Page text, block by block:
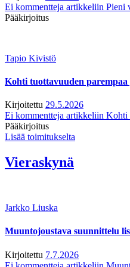
Ei kommentteja artikkeliin Pieni
Pääkirjoitus
Tapio Kivistö
Kohti tuottavuuden parempaa
Kirjoitettu 29.5.2026
Ei kommentteja artikkeliin Kohti
Pääkirjoitus
Lisää toimitukselta
Vieraskynä
Jarkko Liuska
Muuntojoustava suunnittelu
Kirjoitettu 7.7.2026